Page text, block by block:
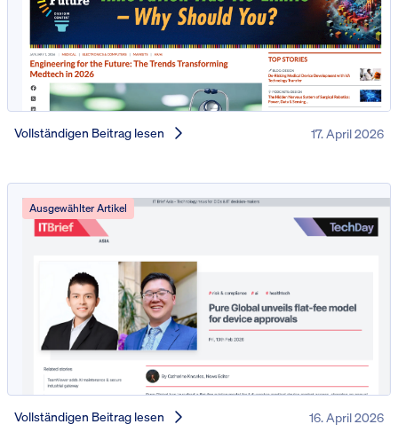
Vollständigen Beitrag lesen 17. April 2026
Ausgewählter Artikel
Vollständigen Beitrag lesen 16. April 2026